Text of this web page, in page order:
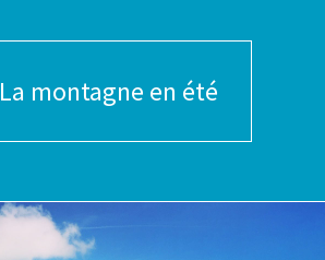
La montagne en été